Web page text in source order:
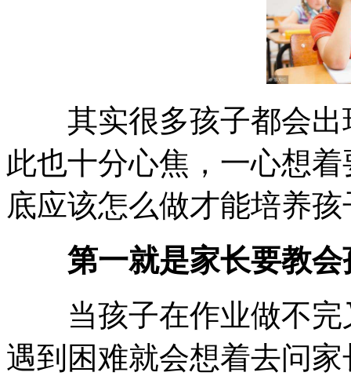
其实很多孩子都会出
此也十分心焦，一心想
底应该怎么做才能培养
第一就是家长要教会
当孩子在作业做不完
遇到困难就会想着去问